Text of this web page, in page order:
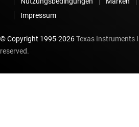
Impressum
© Copyright 1995-2026Texas Instruments
reserved.